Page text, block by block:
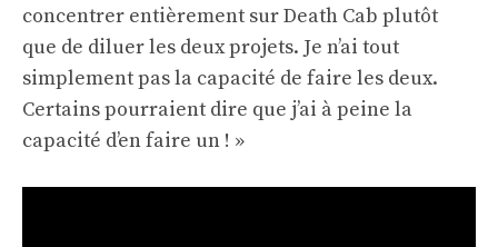
concentrer entièrement sur Death Cab plutôt
que de diluer les deux projets. Je n’ai tout
simplement pas la capacité de faire les deux.
Certains pourraient dire que j’ai à peine la
capacité d’en faire un ! »